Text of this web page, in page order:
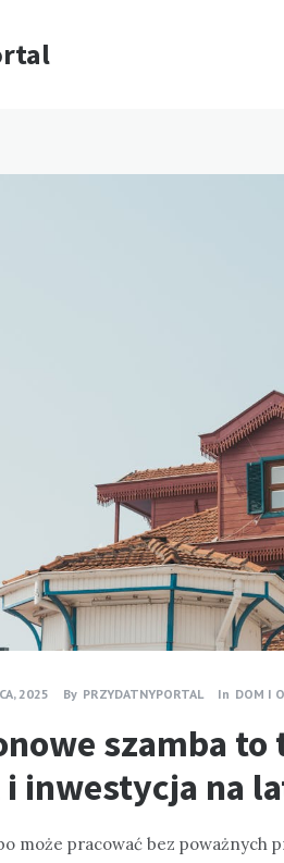
2025 By PRZYDATNYPORTAL In DOM I
szamba to
inwestycja na
może pracować bez poważnych